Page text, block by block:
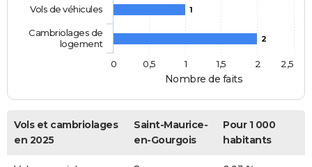
Nombre de faits
1
2
Vols de véhicules
Cambriolages de
logement
0
0,5 1 1,5 2 2,5
Vols et cambriolages
en 2025
Saint-Maurice-
en-Gourgois
Pour 1 000
habitants